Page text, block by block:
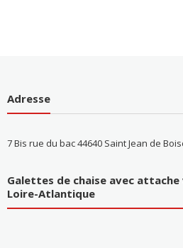
Adresse
7 Bis rue du bac 44640 Saint Jean de
Galettes de chaise avec
Loire-Atlantique